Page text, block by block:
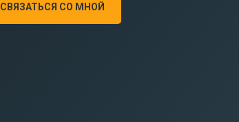
СВЯЗАТЬСЯ СО МНОЙ